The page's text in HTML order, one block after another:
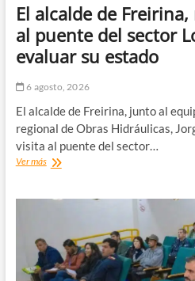
El alcalde de
al puente del sector
evaluar su estado
6 agosto, 2026
El alcalde de Freirina, junto al
regional de Obras Hidráulicas,
visita al puente del sector…
Ver másEl
Freirina,
visita
puente